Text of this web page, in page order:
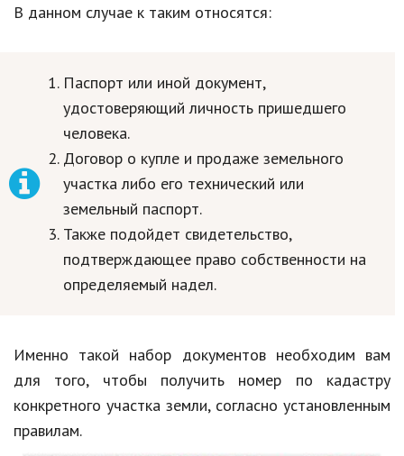
В данном случае к таким относятся:
Паспорт или иной документ,
удостоверяющий личность пришедшего
человека.
Договор о купле и продаже земельного
участка либо его технический или
земельный паспорт.
Также подойдет свидетельство,
подтверждающее право собственности на
определяемый надел.
Именно такой набор документов необходим вам
для того, чтобы получить номер по кадастру
конкретного участка земли, согласно установленным
правилам.